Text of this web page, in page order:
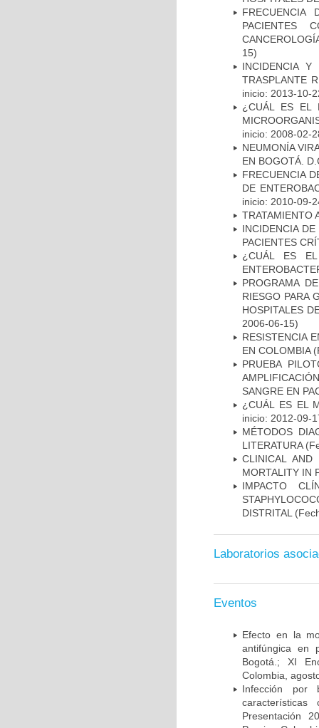
FRECUENCIA
PACIENTES
15)
INCIDENCIA Y
TRASPLANTE
inicio: 2013-10-
¿CUÁL ES EL
inicio: 2008-02-
NEUMONÍA
EN BOGOTÁ.
FRECUENCIA
DE
inicio: 2010-09-
TRATAMIENTO
INCIDENCIA
PACIENTES
¿CUÁL ES EL
PROGRAMA
RIESGO PARA
HOSPITALES
2006-06-15)
RESISTENCIA
EN COLOMBIA
PRUEBA
SANGRE EN
¿CUÁL ES EL
inicio: 2012-09-
MÉTODOS
LITERATURA
CLINICAL AND
MORTALITY IN
IMPACTO
DISTRITAL
Laboratorios
Eventos
Efecto en la
antifúngica en
Bogotá.; XI
Colombia,
Infección por
Presentación